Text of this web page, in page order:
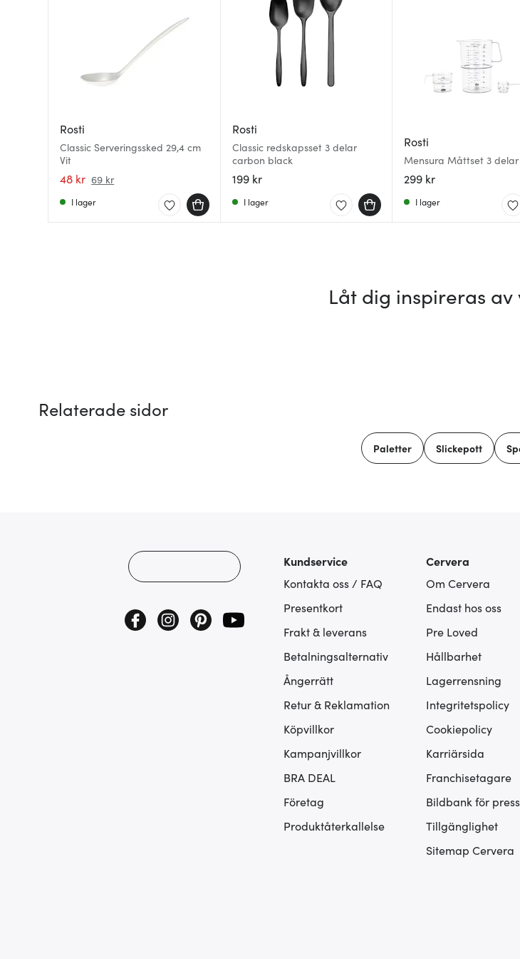
Rosti
Classic Serveringssked 29,4 cm
Vit
48 kr 69 kr
I lager
Rosti
Classic redskapsset 3 delar
carbon black
199 kr
I lager
Rosti
Mensura Måttset 3
299 kr
I lager
Låt dig inspireras
Relaterade sidor
Paletter Slickepott
Kundservice
Kontakta oss / FAQ
Presentkort
Frakt & leverans
Betalningsalternativ
Ångerrätt
Retur & Reklamation
Köpvillkor
Kampanjvillkor
BRA DEAL
Företag
Produktåterkallelse
Cervera
Om Cervera
Endast hos oss
Pre Loved
Hållbarhet
Lagerrensning
Integritetspolicy
Cookiepolicy
Karriärsida
Franchisetagare
Bildbank för press
Tillgänglighet
Sitemap Cervera